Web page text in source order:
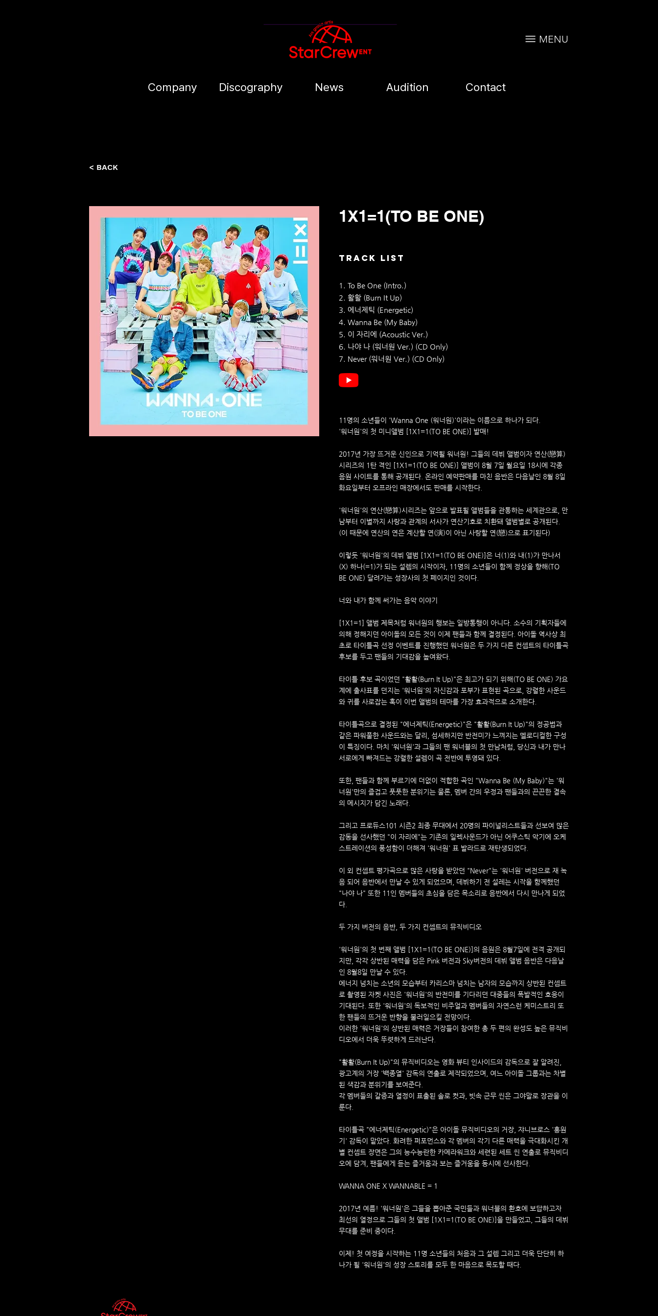
MENU
Company Discography News Audition Contact
< BACK
1X1=1(TO BE ONE)
TRACK LIST
1. To Be One (Intro.)
2. 활활 (Burn It Up)
3. 에너제틱 (Energetic)
4. Wanna Be (My Baby)
5. 이 자리에 (Acoustic Ver.)
6. 나야 나 (워너원 Ver.) (CD Only)
7. Never (워너원 Ver.) (CD Only)
11명의 소년들이 'Wanna One (워너원)'이라는 이름으로 하나가 되다.
'워너원'의 첫 미니앨범 [1X1=1(TO BE ONE)] 발매!
2017년 가장 뜨거운 신인으로 기억될 워너원! 그들의 데뷔 앨범이자 연산(戀算)
시리즈의 1탄 격인 [1X1=1(TO BE ONE)] 앨범이 8월 7일 월요일 18시에 각종
음원 사이트를 통해 공개된다. 온라인 예약판매를 마친 음반은 다음날인 8월 8일
화요일부터 오프라인 매장에서도 판매를 시작한다.
'워너원'의 연산(戀算)시리즈는 앞으로 발표될 앨범들을 관통하는 세계관으로, 만
남부터 이별까지 사랑과 관계의 서사가 연산기호로 치환돼 앨범별로 공개된다.
(이 때문에 연산의 연은 계산할 연(演)이 아닌 사랑할 연(戀)으로 표기된다)
이렇듯 '워너원'의 데뷔 앨범 [1X1=1(TO BE ONE)]은 너(1)와 내(1)가 만나서
(X) 하나(=1)가 되는 설렘의 시작이자, 11명의 소년들이 함께 정상을 향해(TO
BE ONE) 달려가는 성장사의 첫 페이지인 것이다.
너와 내가 함께 써가는 음악 이야기
[1X1=1] 앨범 제목처럼 워너원의 행보는 일방통행이 아니다. 소수의 기획자들에
의해 정해지던 아이돌의 모든 것이 이제 팬들과 함께 결정된다. 아이돌 역사상 최
초로 타이틀곡 선정 이벤트를 진행했던 워너원은 두 가지 다른 컨셉트의 타이틀곡
후보를 두고 팬들의 기대감을 높여왔다.
타이틀 후보 곡이었던 "활활(Burn It Up)"은 최고가 되기 위해(TO BE ONE) 가요
계에 출사표를 던지는 '워너원'의 자신감과 포부가 표현된 곡으로, 강렬한 사운드
와 귀를 사로잡는 훅이 이번 앨범의 테마를 가장 효과적으로 소개한다.
타이틀곡으로 결정된 "에너제틱(Energetic)"은 "활활(Burn It Up)"의 정공법과
같은 파워풀한 사운드와는 달리, 섬세하지만 반전미가 느껴지는 멜로디컬한 구성
이 특징이다. 마치 '워너원'과 그들의 팬 워너블의 첫 만남처럼, 당신과 내가 만나
서로에게 빠져드는 강렬한 설렘이 곡 전반에 투영돼 있다.
또한, 팬들과 함께 부르기에 더없이 적합한 곡인 "Wanna Be (My Baby)"는 '워
너원'만의 즐겁고 풋풋한 분위기는 물론, 멤버 간의 우정과 팬들과의 끈끈한 결속
의 메시지가 담긴 노래다.
그리고 프로듀스101 시즌2 최종 무대에서 20명의 파이널리스트들과 선보여 많은
감동을 선사했던 "이 자리에"는 기존의 일렉사운드가 아닌 어쿠스틱 악기에 오케
스트레이션의 풍성함이 더해져 '워너원' 표 발라드로 재탄생되었다.
이 외 컨셉트 평가곡으로 많은 사랑을 받았던 "Never"는 '워너원' 버전으로 재 녹
음 되어 음반에서 만날 수 있게 되었으며, 데뷔하기 전 설레는 시작을 함께했던
"나야 나" 또한 11인 멤버들의 초심을 담은 목소리로 음반에서 다시 만나게 되었
다.
두 가지 버전의 음반, 두 가지 컨셉트의 뮤직비디오
'워너원'의 첫 번째 앨범 [1X1=1(TO BE ONE)]의 음원은 8월7일에 전격 공개되
지만, 각각 상반된 매력을 담은 Pink 버전과 Sky버전의 데뷔 앨범 음반은 다음날
인 8월8일 만날 수 있다.
에너지 넘치는 소년의 모습부터 카리스마 넘치는 남자의 모습까지 상반된 컨셉트
로 촬영된 자켓 사진은 '워너원'의 반전미를 기다리던 대중들의 폭발적인 호응이
기대된다. 또한 '워너원'의 독보적인 비주얼과 멤버들의 자연스런 케미스트리 또
한 팬들의 뜨거운 반향을 불러일으킬 전망이다.
이러한 '워너원'의 상반된 매력은 거장들이 참여한 총 두 편의 완성도 높은 뮤직비
디오에서 더욱 뚜렷하게 드러난다.
"활활(Burn It Up)"의 뮤직비디오는 영화 뷰티 인사이드의 감독으로 잘 알려진,
광고계의 거장 '백종열' 감독의 연출로 제작되었으며, 여느 아이돌 그룹과는 차별
된 색감과 분위기를 보여준다.
각 멤버들의 갈증과 열정이 표출된 솔로 컷과, 빗속 군무 씬은 그야말로 장관을 이
룬다.
타이틀곡 "에너제틱(Energetic)"은 아이돌 뮤직비디오의 거장, 쟈니브로스 '홍원
기' 감독이 맡았다. 화려한 퍼포먼스와 각 멤버의 각기 다른 매력을 극대화시킨 개
별 컨셉트 장면은 그의 능수능란한 카메라워크와 세련된 세트 씬 연출로 뮤직비디
오에 담겨, 팬들에게 듣는 즐거움과 보는 즐거움을 동시에 선사한다.
WANNA ONE X WANNABLE = 1
2017년 여름! '워너원'은 그들을 뽑아준 국민들과 워너블의 환호에 보답하고자
최선의 열정으로 그들의 첫 앨범 [1X1=1(TO BE ONE)]을 만들었고, 그들의 데뷔
무대를 준비 중이다.
이제! 첫 여정을 시작하는 11명 소년들의 처음과 그 설렘 그리고 더욱 단단히 하
나가 될 '워너원'의 성장 스토리를 모두 한 마음으로 목도할 때다.